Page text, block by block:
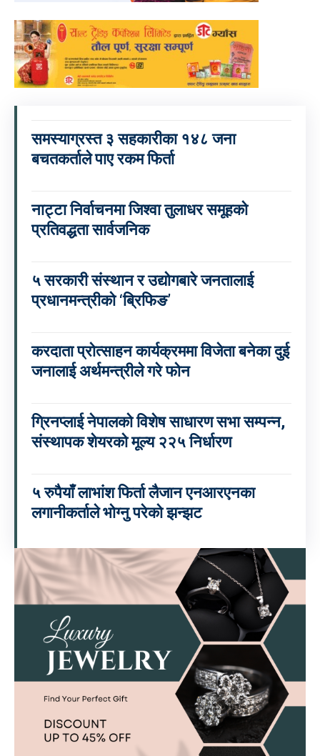
समस्याग्रस्त ३ सहकारीका १४८ जना
बचतकर्ताले पाए रकम फिर्ता
नाट्टा निर्वाचनमा जिश्वा तुलाधर समूहको
प्रतिवद्धता सार्वजनिक
५ सरकारी संस्थान र उद्योगबारे जनतालाई
प्रधानमन्त्रीको ‘ब्रिफिङ’
करदाता प्रोत्साहन कार्यक्रममा विजेता बनेका दुई
जनालाई अर्थमन्त्रीले गरे फोन
ग्रिनप्लाई नेपालको विशेष साधारण सभा सम्पन्न,
संस्थापक शेयरको मूल्य २२५ निर्धारण
५ रुपैयाँ लाभांश फिर्ता लैजान एनआरएनका
लगानीकर्ताले भोग्नु परेको झन्झट